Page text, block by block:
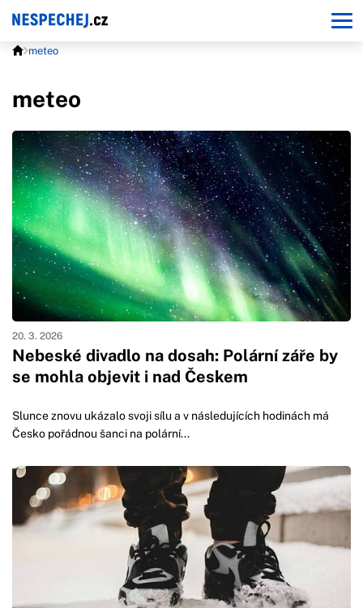
meteo
meteo
Nebeské divadlo na dosah: Polární záře by
se mohla objevit i nad Českem
20. 3. 2026
Slunce znovu ukázalo svoji sílu a v následujících hodinách má
Česko pořádnou šanci na polární...